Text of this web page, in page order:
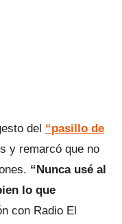
del “pasillo de
y remarcó que no
“Nunca usé al
lo que
con Radio El